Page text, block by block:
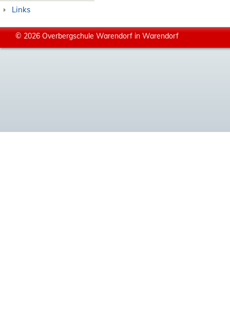
Links
© 2026 Overbergschule Warendorf in Warendorf